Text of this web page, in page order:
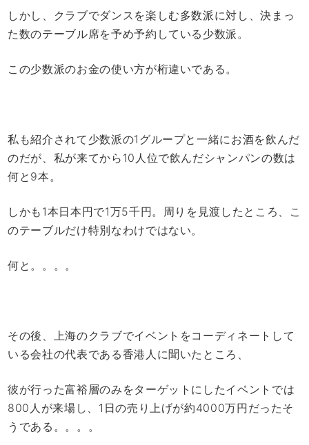
しかし、クラブでダンスを楽しむ多数派に対し、決まっ
た数のテーブル席を予め予約している少数派。
この少数派のお金の使い方が桁違いである。
私も紹介されて少数派の1グループと一緒にお酒を飲んだ
のだが、私が来てから10人位で飲んだシャンパンの数は
何と9本。
しかも1本日本円で1万5千円。周りを見渡したところ、こ
のテーブルだけ特別なわけではない。
何と。。。。
その後、上海のクラブでイベントをコーディネートして
いる会社の代表である香港人に聞いたところ、
彼が行った富裕層のみをターゲットにしたイベントでは
800人が来場し、1日の売り上げが約4000万円だったそ
うである。。。。